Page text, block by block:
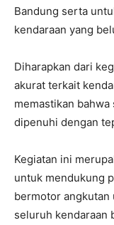
Bandung serta
kendaraan yang
Diharapkan dari
akurat terkait
memastikan
dipenuhi dengan
Kegiatan ini
untuk mendukung
bermotor angkutan
seluruh kendaraan